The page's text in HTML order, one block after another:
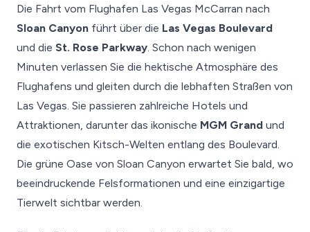
Die Fahrt vom Flughafen Las Vegas McCarran nach
Sloan Canyon führt über die Las Vegas Boulevard
und die St. Rose Parkway. Schon nach wenigen
Minuten verlassen Sie die hektische Atmosphäre des
Flughafens und gleiten durch die lebhaften Straßen von
Las Vegas. Sie passieren zahlreiche Hotels und
Attraktionen, darunter das ikonische MGM Grand und
die exotischen Kitsch-Welten entlang des Boulevard.
Die grüne Oase von Sloan Canyon erwartet Sie bald, wo
beeindruckende Felsformationen und eine einzigartige
Tierwelt sichtbar werden.